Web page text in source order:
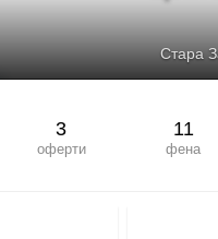
Стара
3
оферти
11
фена